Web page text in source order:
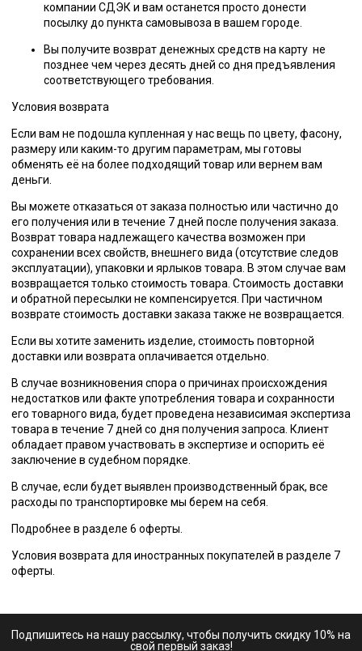
компании СДЭК и вам останется просто донести
посылку до пункта самовывоза в вашем городе.
Вы получите возврат денежных средств на карту не
позднее чем через десять дней со дня предъявления
соответствующего требования.
Условия возврата
Если вам не подошла купленная у нас вещь по цвету, фасону,
размеру или каким-то другим параметрам, мы готовы
обменять её на более подходящий товар или вернем вам
деньги.
Вы можете отказаться от заказа полностью или частично до
его получения или в течение 7 дней после получения заказа.
Возврат товара надлежащего качества возможен при
сохранении всех свойств, внешнего вида (отсутствие следов
эксплуатации), упаковки и ярлыков товара. В этом случае вам
возвращается только стоимость товара. Стоимость доставки
и обратной пересылки не компенсируется. При частичном
возврате стоимость доставки заказа также не возвращается.
Если вы хотите заменить изделие, стоимость повторной
доставки или возврата оплачивается отдельно.
В случае возникновения спора о причинах происхождения
недостатков или факте употребления товара и сохранности
его товарного вида, будет проведена независимая экспертиза
товара в течение 7 дней со дня получения запроса. Клиент
обладает правом участвовать в экспертизе и оспорить её
заключение в судебном порядке.
В случае, если будет выявлен производственный брак, все
расходы по транспортировке мы берем на себя.
Подробнее в разделе 6 оферты.
Условия возврата для иностранных покупателей в разделе 7
оферты.
Подпишитесь на нашу рассылку, чтобы получить скидку 10% на
свой первый заказ!